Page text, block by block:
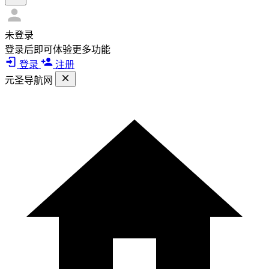
未登录
登录后即可体验更多功能
登录
注册
元圣导航网